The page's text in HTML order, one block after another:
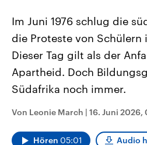
Landtagswahl Sachsen-Anhalt
Sachsen-Anhalt wählt am 6.
Landtag. Seit 2021 wird das
Bundesland von einer Koalition
Im Juni 1976 schlug die
die Proteste von Schülern
Dieser Tag gilt als der
Apartheid. Doch
Südafrika noch immer.
Von Leonie March | 16. Juni 2026,
Hören 05:01 Audio